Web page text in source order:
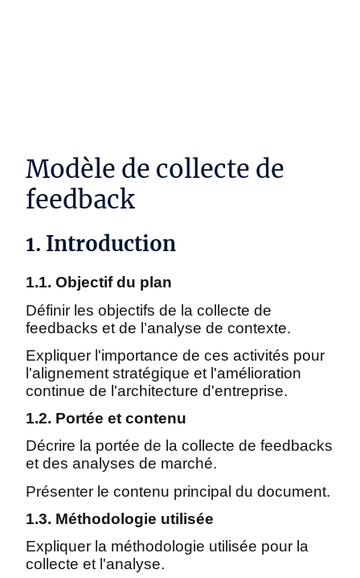
Modèle de collecte de
feedback
1. Introduction
1.1. Objectif du plan
Définir les objectifs de la collecte de
feedbacks et de l’analyse de contexte.
Expliquer l'importance de ces activités pour
l'alignement stratégique et l'amélioration
continue de l'architecture d'entreprise.
1.2. Portée et contenu
Décrire la portée de la collecte de feedbacks
et des analyses de marché.
Présenter le contenu principal du document.
1.3. Méthodologie utilisée
Expliquer la méthodologie utilisée pour la
collecte et l'analyse.